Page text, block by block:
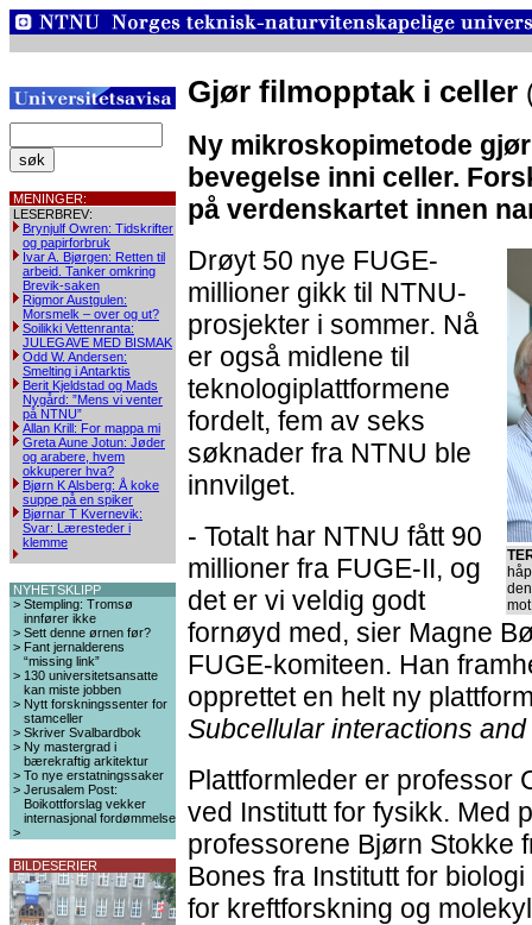
MENINGER:
LESERBREV:
Brynjulf Owren: Tidskrifter
og papirforbruk
Ivar A. Bjørgen: Retten til
arbeid. Tanker omkring
Brevik-saken
Rigmor Austgulen:
Morsmelk – over og ut?
Soilikki Vettenranta:
JULEGAVE MED BISMAK
Odd W. Andersen:
Smelting i Antarktis
Berit Kjeldstad og Mads
Nygård: ”Mens vi venter
på NTNU”
Allan Krill: For mappa mi
Greta Aune Jotun: Jøder
og arabere, hvem
okkuperer hva?
Bjørn K Alsberg: Å koke
suppe på en spiker
Bjørnar T Kvernevik:
Svar: Læresteder i
klemme
NYHETSKLIPP
> Stempling: Tromsø
innfører ikke
> Sett denne ørnen før?
> Fant jernalderens
“missing link”
> 130 universitetsansatte
kan miste jobben
> Nytt forskningssenter for
stamceller
> Skriver Svalbardbok
> Ny mastergrad i
bærekraftig arkitektur
> To nye erstatningssaker
> Jerusalem Post:
Boikottforslag vekker
internasjonal fordømmelse
>
BILDESERIER
Gjør filmopptak i celler
Ny mikroskopimetode
bevegelse inni celler.
på verdenskartet innen
Drøyt 50 nye FUGE-
millioner gikk til NTNU-
prosjekter i sommer. Nå
er også midlene til
teknologiplattformene
fordelt, fem av seks
søknader fra NTNU ble
innvilget.
- Totalt har NTNU fått 90
millioner fra FUGE-II, og
det er vi veldig godt
fornøyd med, sier Magne
FUGE-komiteen. Han
opprettet en helt ny
Subcellular interactions
Plattformleder er professor
ved Institutt for fysikk. Med
professorene Bjørn Stokke
Bones fra Institutt for
for kreftforskning og